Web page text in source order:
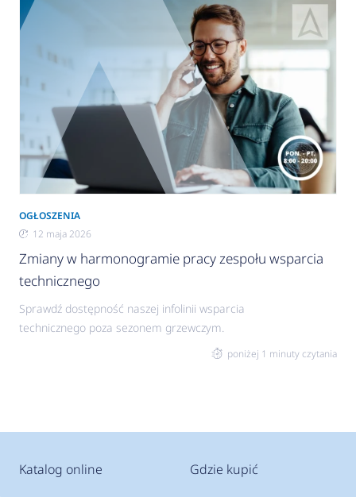
OGŁOSZENIA
12 maja 2026
Zmiany w harmonogramie pracy zespołu wsparcia
technicznego
Sprawdź dostępność naszej infolinii wsparcia
technicznego poza sezonem grzewczym.
poniżej 1 minuty czytania
Katalog online Gdzie kupić